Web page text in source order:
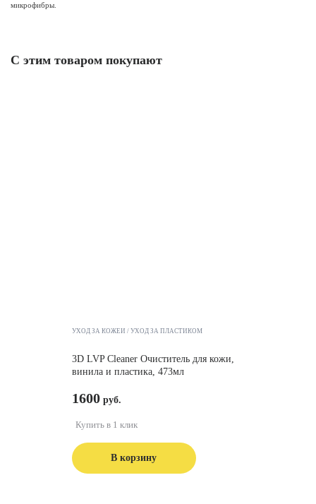
микрофибры.
С этим товаром покупают
УХОД ЗА КОЖЕЙ УХОД ЗА ПЛАСТИКОМ
3D LVP Cleaner Очиститель для кожи,
винила и пластика, 473мл
1600
В корзину
Купить в 1 клик